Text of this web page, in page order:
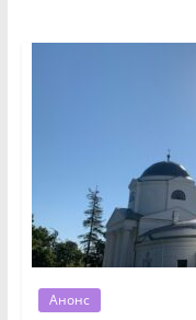
Анонс